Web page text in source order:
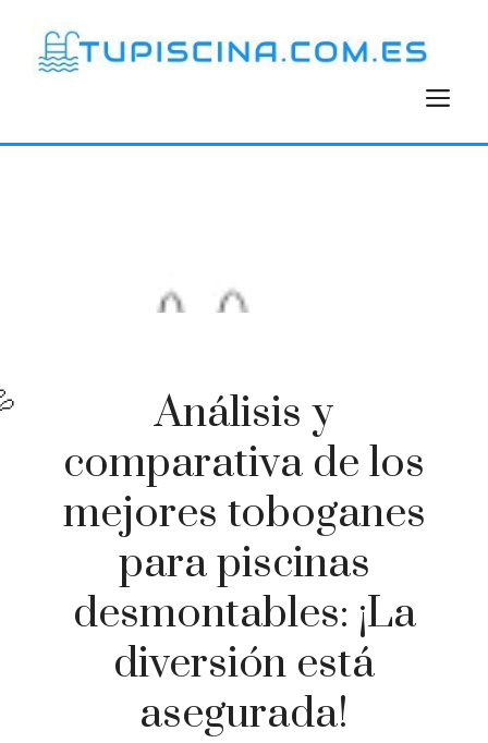
contenido
Análisis y
comparativa de los
mejores toboganes
para piscinas
desmontables: ¡La
diversión está
asegurada!